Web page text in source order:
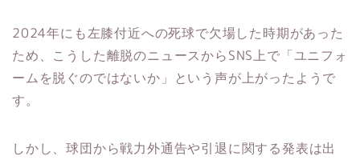
2024年にも左膝付近への死球で欠場した時期があった
ため、こうした離脱のニュースからSNS上で「ユニフォ
ームを脱ぐのではないか」という声が上がったようで
す。
しかし、球団から戦力外通告や引退に関する発表は出